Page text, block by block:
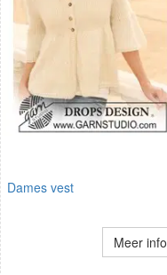
Dames vest
Meer info